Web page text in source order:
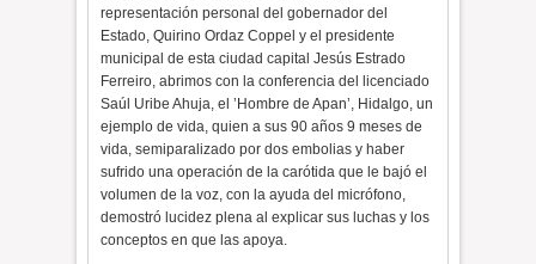
representación personal del gobernador del
Estado, Quirino Ordaz Coppel y el presidente
municipal de esta ciudad capital Jesús Estrado
Ferreiro, abrimos con la conferencia del licenciado
Saúl Uribe Ahuja, el ’Hombre de Apan’, Hidalgo, un
ejemplo de vida, quien a sus 90 años 9 meses de
vida, semiparalizado por dos embolias y haber
sufrido una operación de la carótida que le bajó el
volumen de la voz, con la ayuda del micrófono,
demostró lucidez plena al explicar sus luchas y los
conceptos en que las apoya.